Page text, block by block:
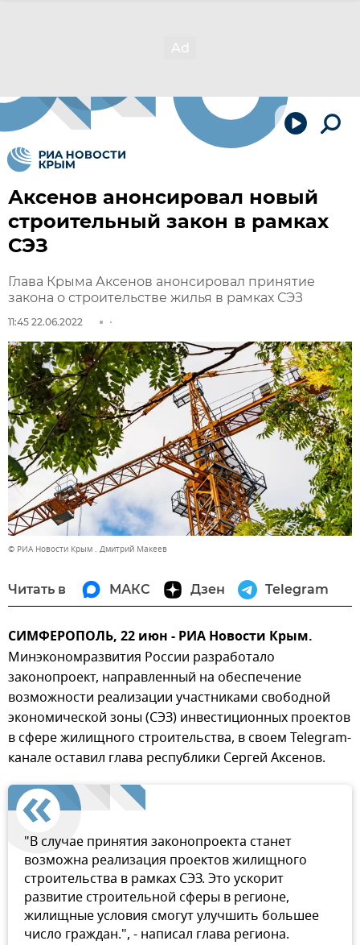
Аксенов анонсировал новый
строительный закон в рамках
СЭЗ
Глава Крыма Аксенов анонсировал принятие
закона о строительстве жилья в рамках СЭЗ
11:45 22.06.2022
© РИА Новости Крым . Дмитрий Макеев
Читать в МАКС Дзен Telegram
СИМФЕРОПОЛЬ, 22 июн - РИА Новости Крым.
Минэкономразвития России разработало
законопроект, направленный на обеспечение
возможности реализации участниками свободной
экономической зоны (СЭЗ) инвестиционных проектов
в сфере жилищного строительства, в своем Telegram-
канале оставил глава республики Сергей Аксенов.
"В случае принятия законопроекта станет
возможна реализация проектов жилищного
строительства в рамках СЭЗ. Это ускорит
развитие строительной сферы в регионе,
жилищные условия смогут улучшить большее
число граждан.", - написал глава региона.